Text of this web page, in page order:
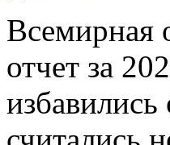
Всемирная
отчет за
избавились